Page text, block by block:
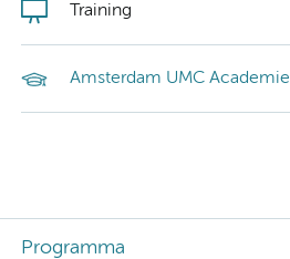
Training
Amsterdam UMC Academie
Programma